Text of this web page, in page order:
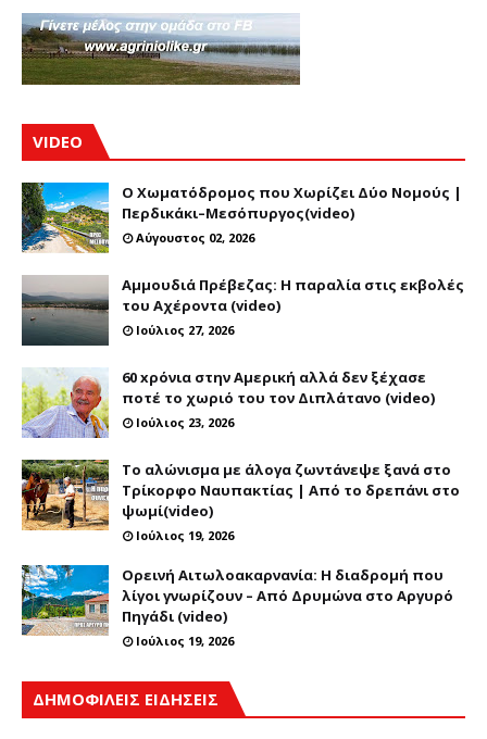
VIDEO
Ο Χωματόδρομος που Χωρίζει Δύο Νομούς |
Περδικάκι–Μεσόπυργος(video)
Αύγουστος 02, 2026
Αμμουδιά Πρέβεζας: Η παραλία στις εκβολές
του Αχέροντα (video)
Ιούλιος 27, 2026
60 xρόνια στην Αμερική αλλά δεν ξέχασε
ποτέ το χωριό του τον Διπλάτανο (video)
Ιούλιος 23, 2026
Το αλώνισμα με άλογα ζωντάνεψε ξανά στο
Τρίκορφο Ναυπακτίας | Από το δρεπάνι στο
ψωμί(video)
Ιούλιος 19, 2026
Ορεινή Αιτωλοακαρνανία: Η διαδρομή που
λίγοι γνωρίζουν – Από Δρυμώνα στο Αργυρό
Πηγάδι (video)
Ιούλιος 19, 2026
ΔΗΜΟΦΙΛΕΙΣ ΕΙΔΗΣΕΙΣ